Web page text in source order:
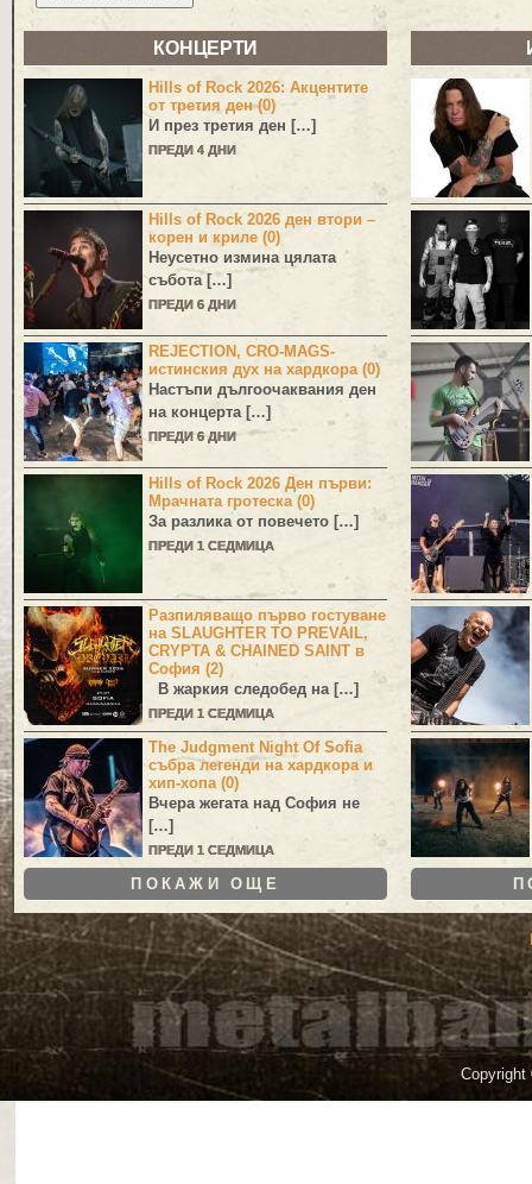
КОНЦЕРТИ
Hills of Rock 2026: Акцентите
от третия ден (0)
И през третия ден […]
ПРЕДИ 4 ДНИ
Hills of Rock 2026 ден втори –
корен и криле (0)
Неусетно измина цялата
събота […]
ПРЕДИ 6 ДНИ
REJECTION, CRO-MAGS-
истинския дух на хардкора (0)
Настъпи дългоочаквания ден
на концерта […]
ПРЕДИ 6 ДНИ
Hills of Rock 2026 Ден първи:
Мрачната гротеска (0)
За разлика от повечето […]
ПРЕДИ 1 СЕДМИЦА
Разпиляващо първо гостуване
на SLAUGHTER TO PREVAIL,
CRYPTA & CHAINED SAINT в
София (2)
В жаркия следобед на […]
ПРЕДИ 1 СЕДМИЦА
The Judgment Night Of Sofia
събра легенди на хардкора и
хип-хопа (0)
Вчера жегата над София не
[…]
ПРЕДИ 1 СЕДМИЦА
ПОКАЖИ ОЩЕ